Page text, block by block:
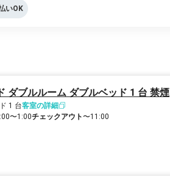
いOK
ダブルルーム ダブルベッド 1 台 禁煙
1 台客室の詳細
〜1:00チェックアウト〜11:00